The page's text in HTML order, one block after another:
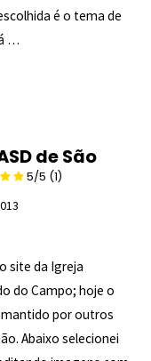
é o tema de
…
de São
5/5 (1)
site da Igreja
do Campo; hoje o
mantido por outros
Abaixo selecionei